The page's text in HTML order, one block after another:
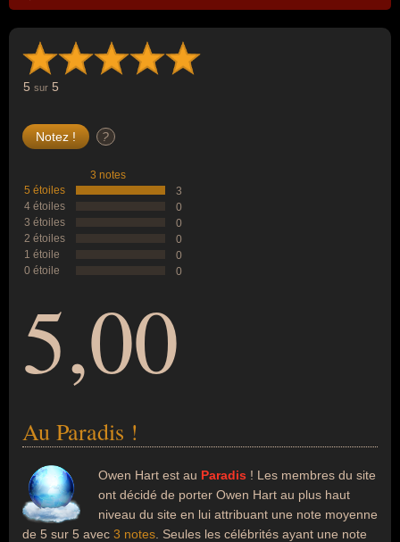
5 sur 5
?
3 notes
5 étoiles
3
4 étoiles
0
3 étoiles
0
2 étoiles
0
1 étoile
0
0 étoile
0
5,00
Au Paradis !
Owen Hart est au Paradis ! Les membres du site
ont décidé de porter Owen Hart au plus haut
niveau du site en lui attribuant une note moyenne
de 5 sur 5 avec 3 notes . Seules les célébrités ayant une note